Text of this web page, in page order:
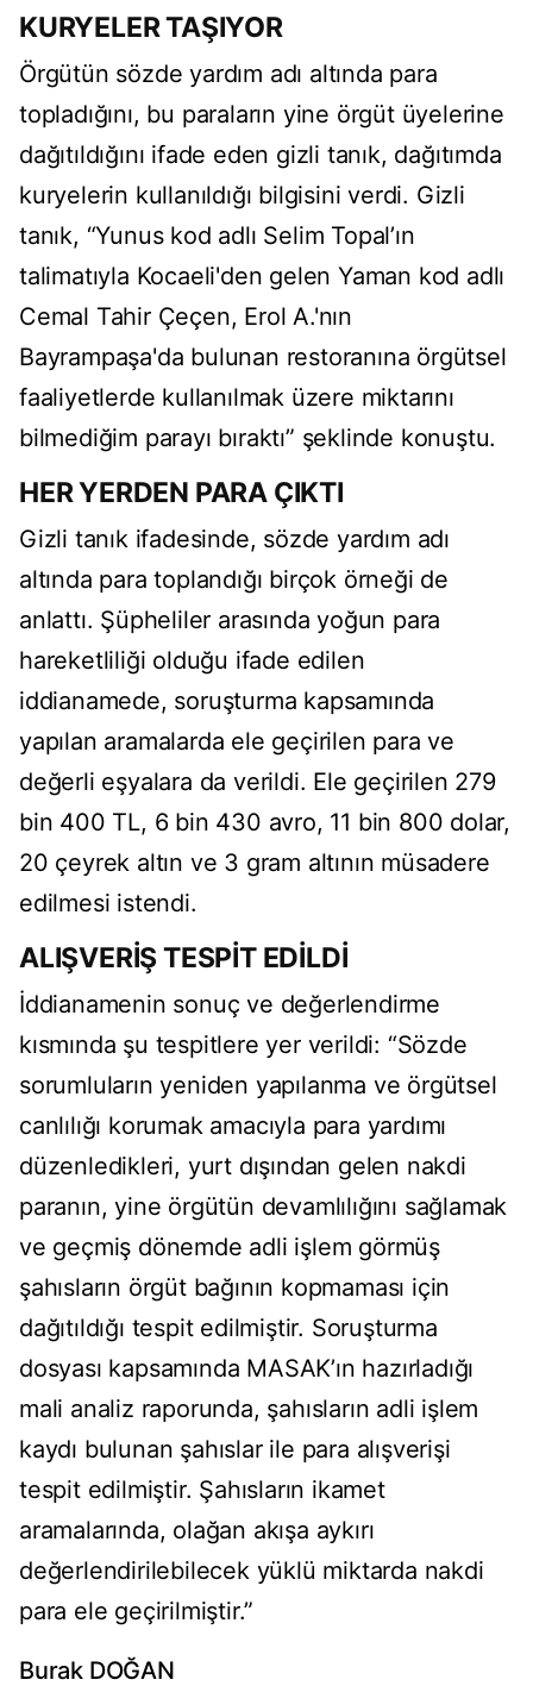
KURYELER TAŞIYOR
Örgütün sözde yardım adı altında para
topladığını, bu paraların yine örgüt üyelerine
dağıtıldığını ifade eden gizli tanık, dağıtımda
kuryelerin kullanıldığı bilgisini verdi. Gizli
tanık, “Yunus kod adlı Selim Topal’ın
talimatıyla Kocaeli'den gelen Yaman kod adlı
Cemal Tahir Çeçen, Erol A.'nın
Bayrampaşa'da bulunan restoranına örgütsel
faaliyetlerde kullanılmak üzere miktarını
bilmediğim parayı bıraktı” şeklinde konuştu.
HER YERDEN PARA ÇIKTI
Gizli tanık ifadesinde, sözde yardım adı
altında para toplandığı birçok örneği de
anlattı. Şüpheliler arasında yoğun para
hareketliliği olduğu ifade edilen
iddianamede, soruşturma kapsamında
yapılan aramalarda ele geçirilen para ve
değerli eşyalara da verildi. Ele geçirilen 279
bin 400 TL, 6 bin 430 avro, 11 bin 800 dolar,
20 çeyrek altın ve 3 gram altının müsadere
edilmesi istendi.
ALIŞVERİŞ TESPİT EDİLDİ
İddianamenin sonuç ve değerlendirme
kısmında şu tespitlere yer verildi: “Sözde
sorumluların yeniden yapılanma ve örgütsel
canlılığı korumak amacıyla para yardımı
düzenledikleri, yurt dışından gelen nakdi
paranın, yine örgütün devamlılığını sağlamak
ve geçmiş dönemde adli işlem görmüş
şahısların örgüt bağının kopmaması için
dağıtıldığı tespit edilmiştir. Soruşturma
dosyası kapsamında MASAK’ın hazırladığı
mali analiz raporunda, şahısların adli işlem
kaydı bulunan şahıslar ile para alışverişi
tespit edilmiştir. Şahısların ikamet
aramalarında, olağan akışa aykırı
değerlendirilebilecek yüklü miktarda nakdi
para ele geçirilmiştir.”
Burak DOĞAN